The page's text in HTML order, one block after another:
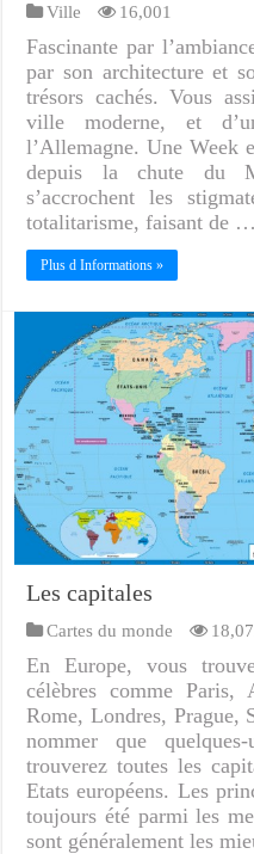
Ville 16,001
Fascinante par
par son architecture et
trésors cachés. Vous
ville moderne, et
l’Allemagne. Une Week
depuis la chute du
s’accrochent les
totalitarisme, faisant de …
Plus d Informations »
Les capitales
Cartes du monde
En Europe, vous
célèbres comme Paris,
Rome, Londres, Prague,
nommer que
trouverez toutes les
Etats européens. Les
toujours été parmi les
sont généralement les